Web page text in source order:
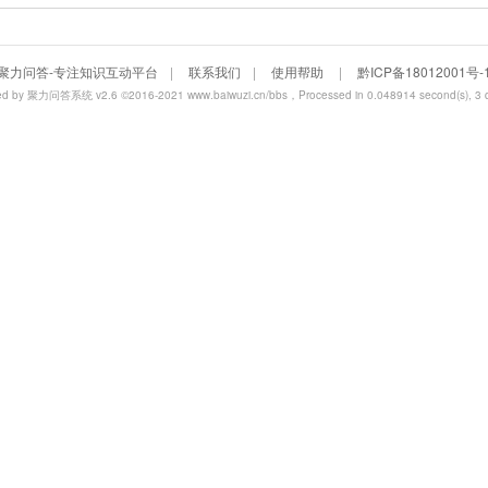
力问答-专注知识互动平台 | 联系我们 | 使用帮助 | 黔ICP备18012001号-1
by 聚力问答系统 v2.6 ©2016-2021 www.baiwuzi.cn/bbs，Processed in 0.048914 second(s), 3